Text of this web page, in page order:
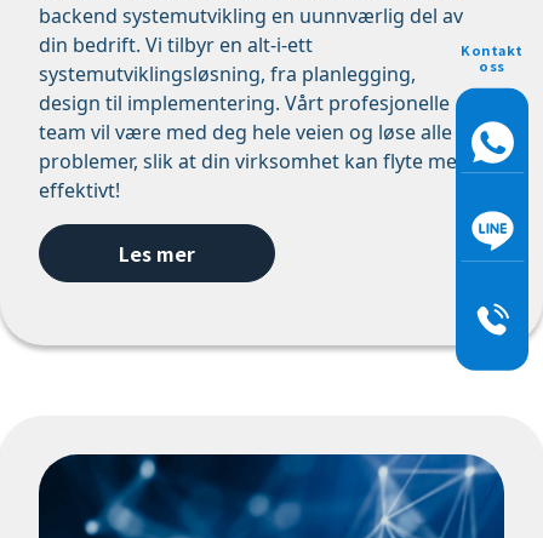
backend systemutvikling en uunnværlig del av
din bedrift. Vi tilbyr en alt-i-ett
systemutviklingsløsning, fra planlegging,
design til implementering. Vårt profesjonelle
team vil være med deg hele veien og løse alle
problemer, slik at din virksomhet kan flyte mer
effektivt!
Les mer
Kontakt
oss